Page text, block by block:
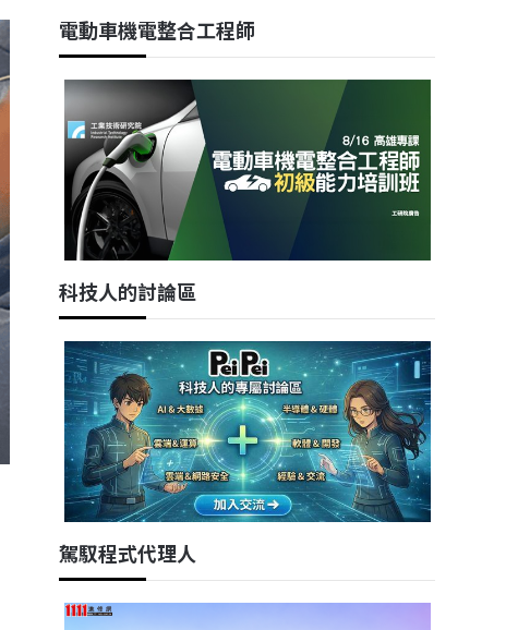
電動車機電整合工程師
科技人的討論區
駕馭程式代理人